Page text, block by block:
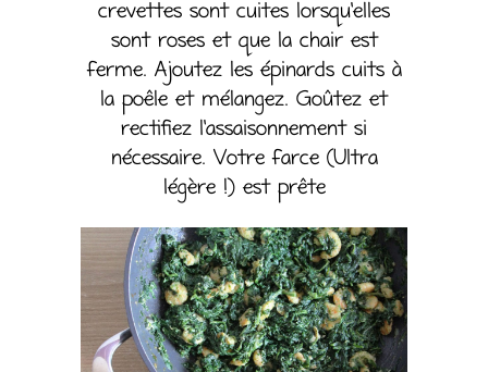
crevettes sont cuites lorsqu’elles
sont roses et que la chair est
ferme. Ajoutez les épinards cuits à
la poêle et mélangez. Goûtez et
rectifiez l’assaisonnement si
nécessaire. Votre farce (Ultra
légère !) est prête